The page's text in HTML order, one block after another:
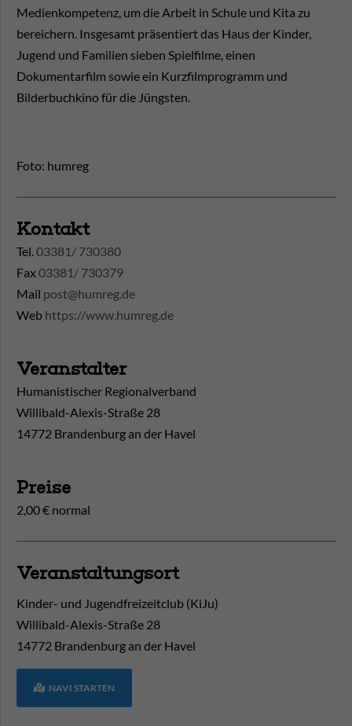
Medienkompetenz, um die Arbeit in Schule und Kita zu
bereichern. Insgesamt präsentiert das Haus der Kinder,
Jugend und Familien sieben Spielfilme, einen
Dokumentarfilm sowie ein Kurzfilmprogramm und
Bilderbuchkino für die Jüngsten.
Foto: humreg
Kontakt
Tel.03381/ 730380
Fax03381/ 730379
Mail post@humreg.de
Web https://www.humreg.de
Veranstalter
Humanistischer Regionalverband
Willibald-Alexis-Straße 28
14772 Brandenburg an der Havel
Preise
2,00 € normal
Veranstaltungsort
Kinder- und Jugendfreizeitclub (KiJu)
Willibald-Alexis-Straße 28
14772 Brandenburg an der Havel
NAVI STARTEN